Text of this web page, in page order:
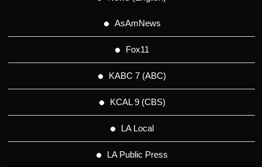
AsAmNews
Fox11
KABC 7 (ABC)
KCAL 9 (CBS)
LA Local
LA Public Press